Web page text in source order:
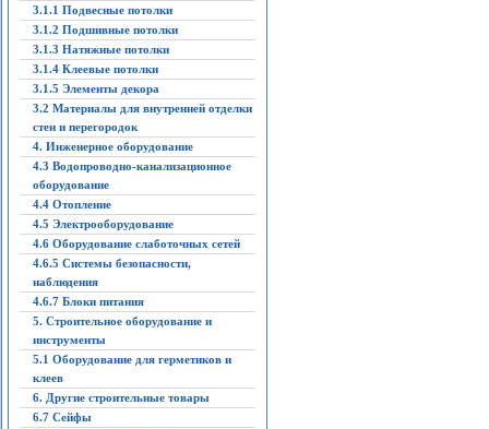
3.1.1 Подвесные потолки
3.1.2 Подшивные потолки
3.1.3 Натяжные потолки
3.1.4 Клеевые потолки
3.1.5 Элементы декора
3.2 Материалы для внутренней отделки
стен и перегородок
4. Инженерное оборудование
4.3 Водопроводно-канализационное
оборудование
4.4 Отопление
4.5 Электрооборудование
4.6 Оборудование слаботочных сетей
4.6.5 Системы безопасности,
наблюдения
4.6.7 Блоки питания
5. Строительное оборудование и
инструменты
5.1 Оборудование для герметиков и
клеев
6. Другие строительные товары
6.7 Сейфы